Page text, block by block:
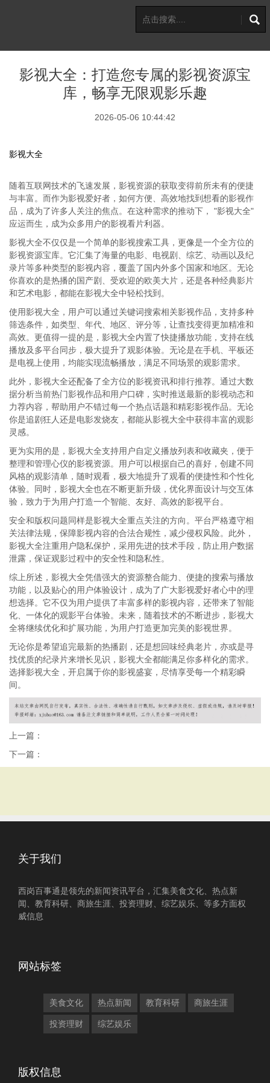
影视大全：打造您专属的影视资源宝
库，畅享无限观影乐趣
2026-05-06 10:44:42
影视大全
随着互联网技术的飞速发展，影视资源的获取变得前所未有的便捷
与丰富。而作为影视爱好者，如何方便、高效地找到想看的影视作
品，成为了许多人关注的焦点。在这种需求的推动下， "影视大全"
应运而生，成为众多用户的影视看片利器。
影视大全不仅仅是一个简单的影视搜索工具，更像是一个全方位的
影视资源宝库。它汇集了海量的电影、电视剧、综艺、动画以及纪
录片等多种类型的影视内容，覆盖了国内外多个国家和地区。无论
你喜欢的是热播的国产剧、受欢迎的欧美大片，还是各种经典影片
和艺术电影，都能在影视大全中轻松找到。
使用影视大全，用户可以通过关键词搜索相关影视作品，支持多种
筛选条件，如类型、年代、地区、评分等，让查找变得更加精准和
高效。更值得一提的是，影视大全内置了快捷播放功能，支持在线
播放及多平台同步，极大提升了观影体验。无论是在手机、平板还
是电视上使用，均能实现流畅播放，满足不同场景的观影需求。
此外，影视大全还配备了全方位的影视资讯和排行推荐。通过大数
据分析当前热门影视作品和用户口碑，实时推送最新的影视动态和
力荐内容，帮助用户不错过每一个热点话题和精彩影视作品。无论
你是追剧狂人还是电影发烧友，都能从影视大全中获得丰富的观影
灵感。
更为实用的是，影视大全支持用户自定义播放列表和收藏夹，便于
整理和管理心仪的影视资源。用户可以根据自己的喜好，创建不同
风格的观影清单，随时观看，极大地提升了观看的便捷性和个性化
体验。同时，影视大全也在不断更新升级，优化界面设计与交互体
验，致力于为用户打造一个智能、友好、高效的影视平台。
安全和版权问题同样是影视大全重点关注的方向。平台严格遵守相
关法律法规，保障影视内容的合法合规性，减少侵权风险。此外，
影视大全注重用户隐私保护，采用先进的技术手段，防止用户数据
泄露，保证观影过程中的安全性和隐私性。
综上所述，影视大全凭借强大的资源整合能力、便捷的搜索与播放
功能，以及贴心的用户体验设计，成为了广大影视爱好者心中的理
想选择。它不仅为用户提供了丰富多样的影视内容，还带来了智能
化、一体化的观影平台体验。未来，随着技术的不断进步，影视大
全将继续优化和扩展功能，为用户打造更加完美的影视世界。
无论你是希望追完最新的热播剧，还是想回味经典老片，亦或是寻
找优质的纪录片来增长见识，影视大全都能满足你多样化的需求。
选择影视大全，开启属于你的影视盛宴，尽情享受每一个精彩瞬
间。
上一篇：
下一篇：
关于我们
西岗百事通是领先的新闻资讯平台，汇集美食文化、热点新
闻、教育科研、商旅生涯、投资理财、综艺娱乐、等多方面权
威信息
网站标签
美食文化 热点新闻 教育科研 商旅生涯
投资理财 综艺娱乐
版权信息